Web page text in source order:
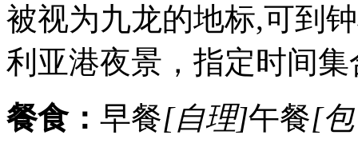
被视为九龙的地标,可到
利亚港夜景，指定时间
餐食： 早餐[自理]午餐[